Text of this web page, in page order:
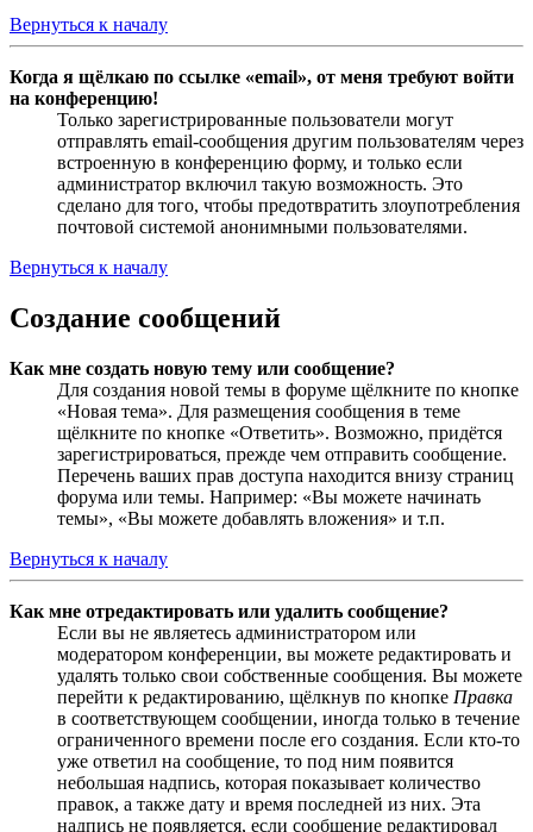
Вернуться к началу
Когда я щёлкаю по ссылке «email», от меня требуют войти
на конференцию!
Только зарегистрированные пользователи могут
отправлять email-сообщения другим пользователям через
встроенную в конференцию форму, и только если
администратор включил такую возможность. Это
сделано для того, чтобы предотвратить злоупотребления
почтовой системой анонимными пользователями.
Вернуться к началу
Создание сообщений
Как мне создать новую тему или сообщение?
Для создания новой темы в форуме щёлкните по кнопке
«Новая тема». Для размещения сообщения в теме
щёлкните по кнопке «Ответить». Возможно, придётся
зарегистрироваться, прежде чем отправить сообщение.
Перечень ваших прав доступа находится внизу страниц
форума или темы. Например: «Вы можете начинать
темы», «Вы можете добавлять вложения» и т.п.
Вернуться к началу
Как мне отредактировать или удалить сообщение?
Если вы не являетесь администратором или
модератором конференции, вы можете редактировать и
удалять только свои собственные сообщения. Вы можете
перейти к редактированию, щёлкнув по кнопке Правка
в соответствующем сообщении, иногда только в течение
ограниченного времени после его создания. Если кто-то
уже ответил на сообщение, то под ним появится
небольшая надпись, которая показывает количество
правок, а также дату и время последней из них. Эта
надпись не появляется, если сообщение редактировал